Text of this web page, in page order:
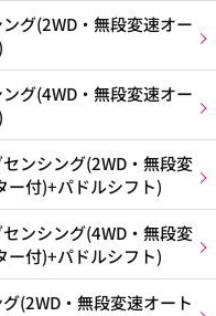
(2WD・無段変速オー
(4WD・無段変速オー
シング(2WD・無段変
ー付)+パドルシフト)
シング(4WD・無段変
ー付)+パドルシフト)
・無段変速オート